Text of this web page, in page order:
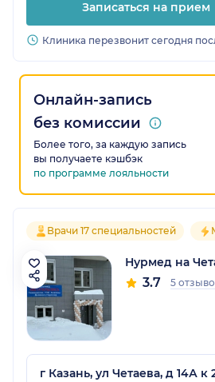
Записаться на прием
Клиника перезвонит сегодня
Онлайн-запись
без комиссии
Более того, за каждую запись
вы получаете кэшбэк
по программе лояльности
Врачи 17 специальностей
Нурмед на
3.7 5
г Казань, ул Четаева, д 14А к